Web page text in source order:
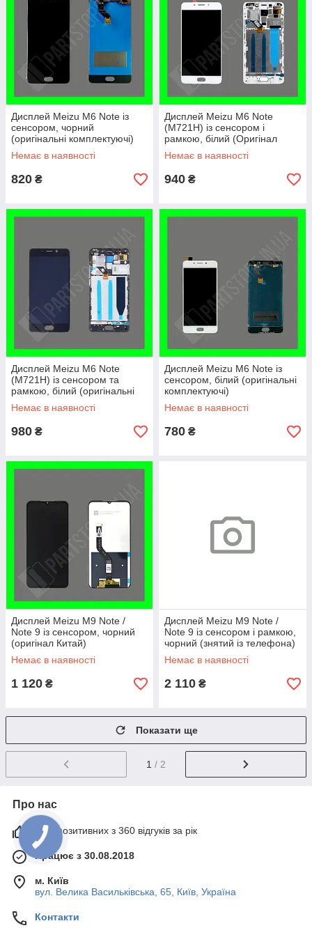
Дисплей Meizu M6 Note із
сенсором, чорний
(оригінальні комплектуючі)
Немає в наявності
820 ₴
Дисплей Meizu M6 Note
(M721H) із сенсором і
рамкою, білий (Оригінал
Китай)
Немає в наявності
940 ₴
Дисплей Meizu M6 Note
(M721H) із сенсором та
рамкою, білий (оригінальні
комплектуючі)
Немає в наявності
980 ₴
Дисплей Meizu M6 Note із
сенсором, білий (оригінальні
комплектуючі)
Немає в наявності
780 ₴
Дисплей Meizu M9 Note /
Note 9 із сенсором, чорний
(оригінал Китай)
Немає в наявності
1 120 ₴
Дисплей Meizu M9 Note /
Note 9 із сенсором і рамкою,
чорний (знятий із телефона)
Немає в наявності
2 110 ₴
Показати ще
1 / 2
Про нас
97% позитивних з 360 відгуків за рік
Працює з 30.08.2018
м. Київ
вул. Велика Васильківська, 65, Київ, Україна
Контакти